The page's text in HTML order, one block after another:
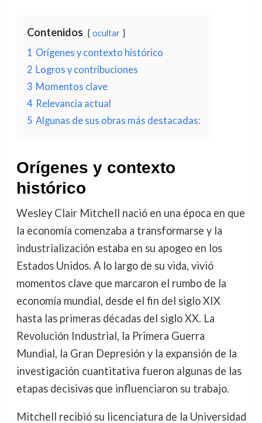
Contenidos ocultar
1 Orígenes y contexto histórico
2 Logros y contribuciones
3 Momentos clave
4 Relevancia actual
5 Algunas de sus obras más destacadas:
Orígenes y contexto
histórico
Wesley Clair Mitchell nació en una época en que
la economía comenzaba a transformarse y la
industrialización estaba en su apogeo en los
Estados Unidos. A lo largo de su vida, vivió
momentos clave que marcaron el rumbo de la
economía mundial, desde el fin del siglo XIX
hasta las primeras décadas del siglo XX. La
Revolución Industrial, la Primera Guerra
Mundial, la Gran Depresión y la expansión de la
investigación cuantitativa fueron algunas de las
etapas decisivas que influenciaron su trabajo.
Mitchell recibió su licenciatura de la Universidad